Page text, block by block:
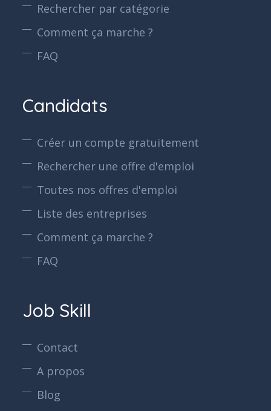
Rechercher par catégorie
Comment ça marche ?
FAQ
Candidats
Créer un compte gratuitement
Rechercher une offre d'emploi
Toutes nos offres d'emploi
Liste des entreprises
Comment ça marche ?
FAQ
Job Skill
Contact
A propos
Blog